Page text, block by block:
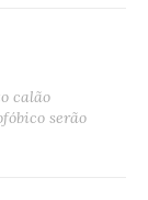
calão
serão